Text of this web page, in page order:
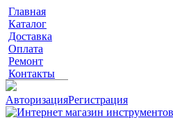
Главная
Каталог
Доставка
Оплата
Ремонт
Контакты
АвторизацияРегистрация